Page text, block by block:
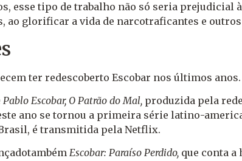
esse tipo de trabalho não só seria
ao glorificar a vida de narcotraficantes e
ter redescoberto Escobar nos últimos anos.
Pablo Escobar, O Patrão do Mal, produzida pela
ano se tornou a primeira série latino-
Brasil, é transmitida pela Netflix.
Escobar: Paraíso Perdido, que conta